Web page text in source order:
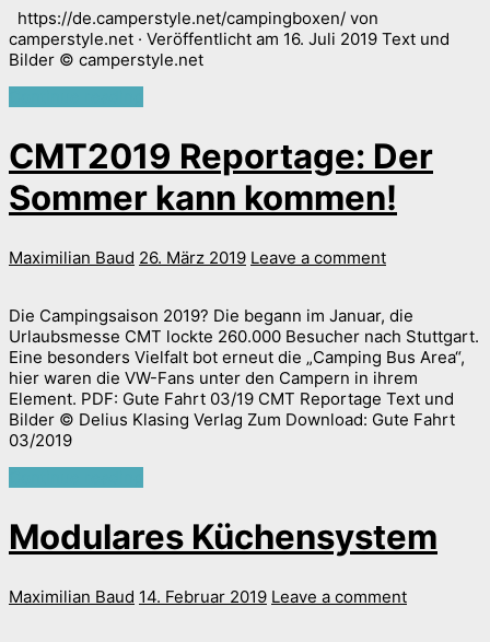
https://de.camperstyle.net/campingboxen/ von
camperstyle.net · Veröffentlicht am 16. Juli 2019 Text und
Bilder © camperstyle.net
CMT2019 Reportage: Der
Sommer kann kommen!
Maximilian Baud 26. März 2019 Leave a comment
Die Campingsaison 2019? Die begann im Januar, die
Urlaubsmesse CMT lockte 260.000 Besucher nach Stuttgart.
Eine besonders Vielfalt bot erneut die „Camping Bus Area“,
hier waren die VW-Fans unter den Campern in ihrem
Element. PDF: Gute Fahrt 03/19 CMT Reportage Text und
Bilder © Delius Klasing Verlag Zum Download: Gute Fahrt
03/2019
Modulares Küchensystem
Maximilian Baud 14. Februar 2019 Leave a comment